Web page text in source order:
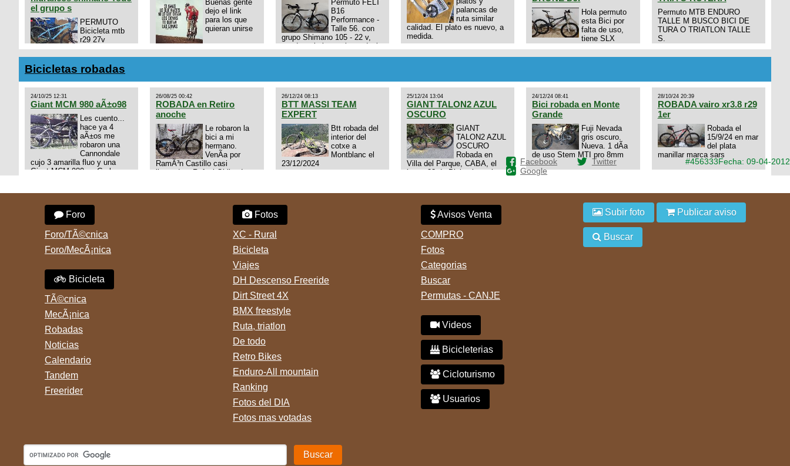
Facebook
Twitter
Google
#456333Fecha: 09-04-2012
el grupo s
PERMUTO
Bicicleta mtb
r29 27v
shimano
Frenos hidralicos shimano
Todo el grupo shimano Talle
s/m Permuto x pistera o ruta
talle s o m.
Buenas gente
dejo el link
para los que
quieran unirse
https://chat.whatsapp.com/E4N9zhVk9wHFFzK7T345Kn?
mode=ac_t
Permuto FELT
B16
Performance -
Talle 56. con
grupo Shimano 105 - 22 v,
cuadro: triatlon carbono dual
palancas de
ruta similar
calidad. El plato es nuevo, a
medida.
Hola permuto
esta Bici por
falta de uso,
tiene SLX
Horquilla Axon tope de gama
por drone de la marca Dji, les
interesa 3434568861 saludos
Permuto MTB ENDURO
TALLE M BUSCO BICI DE
TURA O TRIATLON TALLE
S.
Bicicletas robadas
24/10/25 12:31
Giant MCM 980 aÃ±o98
Les cuento...
hace ya 4
aÃ±os me
robaron una
Cannondale
cujo 3 amarilla fluo y una
Giant MCM 980 en Gral
a Lujan. Aun conservo las
denuncias y las fotos de mis
bikes. Desde aquel momento,
no paro de entrar a diferentes
portales t
26/08/25 00:42
ROBADA en Retiro
anoche
Le robaron la
bici a mi
hermano.
VenÃ­a por
RamÃ³n Castillo casi
llegando a Rafael Obligado en
bici y se la llevaron para la
mountain BRONCO del aÃ±o
1996 rodado 26', cuadro talle
26/12/24 08:13
BTT MASSI TEAM
EXPERT
Btt robada del
interior del
cotxe a
Montblanc el
23/12/2024
25/12/24 13:04
GIANT TALON2 AZUL
OSCURO
GIANT
TALON2 AZUL
OSCURO
Robada en
Villa del Parque, CABA, el
lunes 23 de Diciembre a las
24/12/24 08:41
Bici robada en Monte
Grande
Fuji Nevada
gris oscuro.
Nueva. 1 dÃ­a
de uso Stem MTI pro 8mm
28/10/24 20:39
ROBADA vairo xr3.8 r29
1er
Robada el
15/9/24 en mar
del plata
manillar marca sars
Foro
Foro/TÃ©cnica
Foro/MecÃ¡nica
Bicicleta
TÃ©cnica
MecÃ¡nica
Robadas
Noticias
Calendario
Tandem
Freerider
Fotos
XC - Rural
Bicicleta
Viajes
DH Descenso Freeride
Dirt Street 4X
BMX freestyle
Ruta, triatlon
De todo
Retro Bikes
Enduro-All mountain
Ranking
Fotos del DIA
Fotos mas votadas
Avisos Venta
COMPRO
Fotos
Categorias
Buscar
Permutas - CANJE
Videos
Bicicleterias
Cicloturismo
Usuarios
Subir foto Publicar aviso
Buscar
Buscar